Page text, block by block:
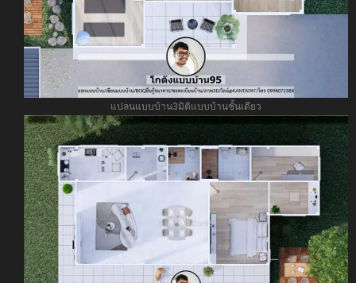
แปลนแบบบ้าน3มิติแบบบ้านชั้นเดียว